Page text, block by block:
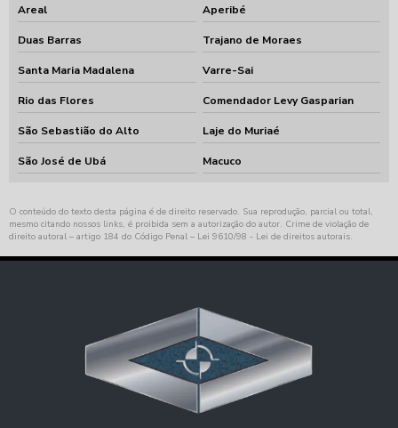
Areal Aperibé
Duas Barras Trajano de Moraes
Santa Maria Madalena Varre-Sai
Rio das Flores Comendador Levy Gasparian
São Sebastião do Alto Laje do Muriaé
São José de Ubá Macuco
O conteúdo do texto desta página é de direito reservado. Sua reprodução, parcial ou total,
mesmo citando nossos links, é proibida sem a autorização do autor. Crime de violação de
direito autoral – artigo 184 do Código Penal – Lei 9610/98 - Lei de direitos autorais.